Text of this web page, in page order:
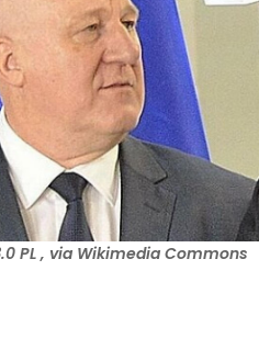
PL, via Wikimedia Commons